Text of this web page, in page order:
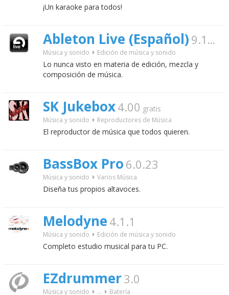
¡Un karaoke para todos!
Ableton Live (Español) 9.1.9
Música y sonido Edición de música y sonido
Lo nunca visto en materia de edición, mezcla y
composición de música.
SK Jukebox4.00 gratis
Música y sonido Reproductores de Música
El reproductor de música que todos quieren.
BassBox Pro 6.0.23
Música y sonido Varios Música
Diseña tus propios altavoces.
Melodyne 4.1.1
Música y sonido Edición de música y sonido
Completo estudio musical para tu PC.
EZdrummer3.0
Música y sonido ... Batería